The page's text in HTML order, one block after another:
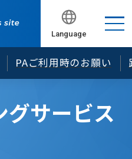
Language
PAご利用時のお願い
る
グサービス